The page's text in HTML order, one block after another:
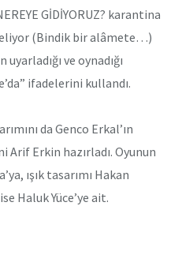
GİDİYORUZ? karantina
(Bindik bir alâmete…)
ve oynadığı
ifadelerini kullandı.
da Genco Erkal’ın
Erkin hazırladı. Oyunun
ışık tasarımı Hakan
Haluk Yüce’ye ait.